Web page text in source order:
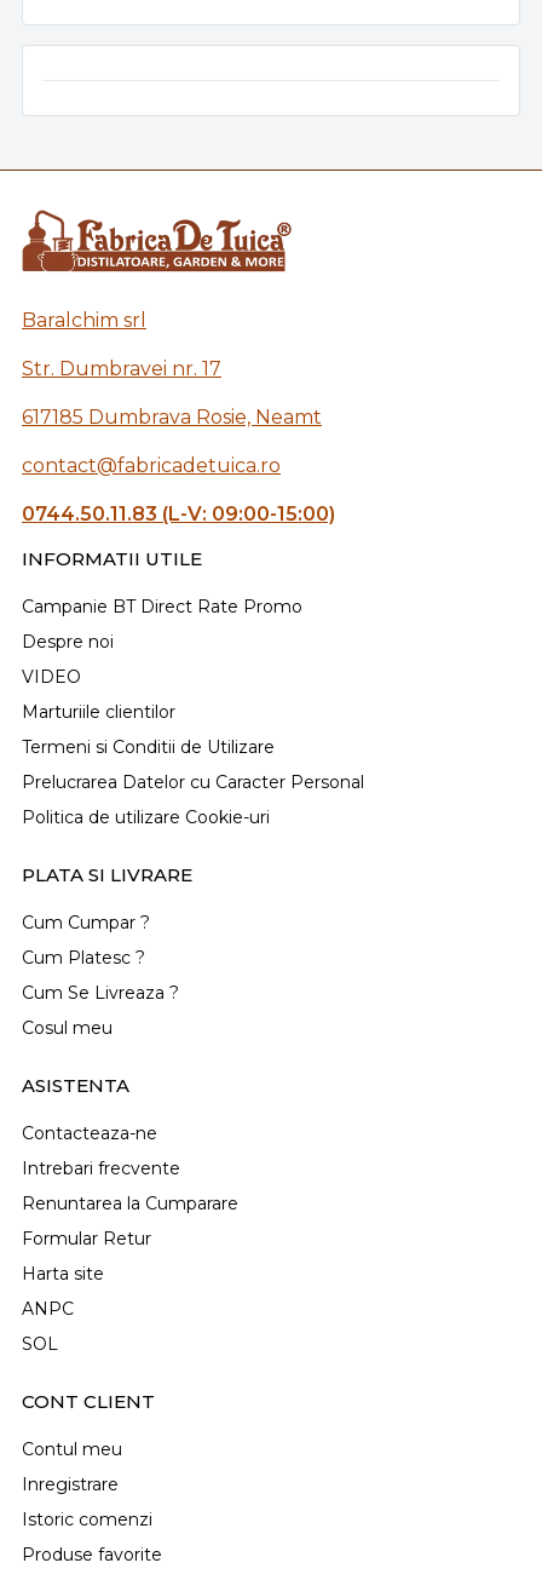
Baralchim srl
Str. Dumbravei nr. 17
617185 Dumbrava Rosie, Neamt
contact@fabricadetuica.ro
0744.50.11.83 (L-V: 09:00-15:00)
INFORMATII UTILE
Campanie BT Direct Rate Promo
Despre noi
VIDEO
Marturiile clientilor
Termeni si Conditii de Utilizare
Prelucrarea Datelor cu Caracter Personal
Politica de utilizare Cookie-uri
PLATA SI LIVRARE
Cum Cumpar ?
Cum Platesc ?
Cum Se Livreaza ?
Cosul meu
ASISTENTA
Contacteaza-ne
Intrebari frecvente
Renuntarea la Cumparare
Formular Retur
Harta site
ANPC
SOL
CONT CLIENT
Contul meu
Inregistrare
Istoric comenzi
Produse favorite